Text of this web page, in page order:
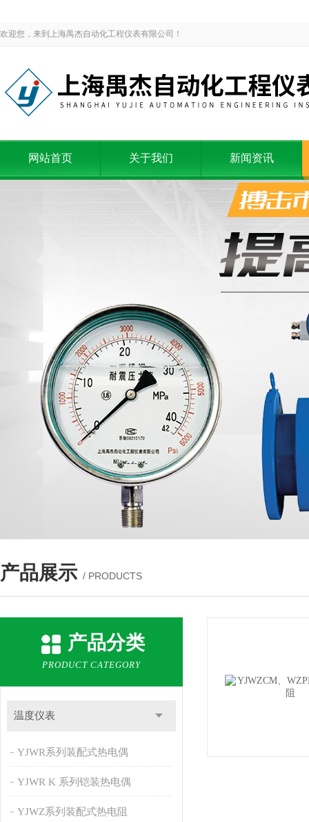
欢迎您，来到上海禺杰自动化工程仪表有限公司！
网站首页 关于我们 新闻资讯
产品展示 / PRODUCTS
产品分类
PRODUCT CATEGORY
温度仪表
YJWR系列装配式热电偶
YJWR K 系列铠装热电偶
YJWZ系列装配式热电阻